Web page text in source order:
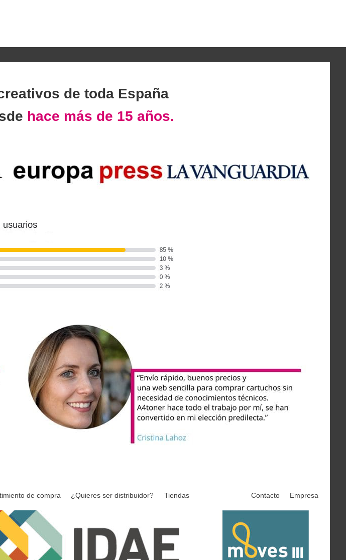
de toda España
hace más de 15 años.
de compra ¿Quieres ser distribuidor? Tiendas Contacto Empresa